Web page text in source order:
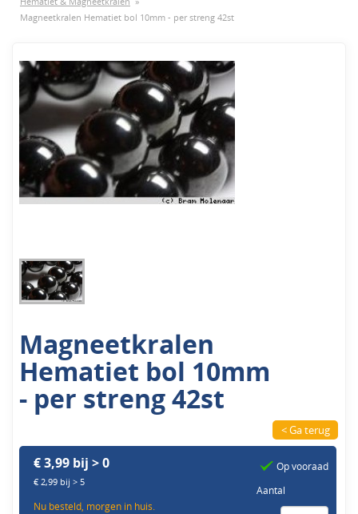
Magneetkralen Hematiet bol 10mm - per streng 42st
Magneetkralen
Hematiet bol 10mm
- per streng 42st
< Ga terug
€ 3,99 bij > 0
€ 2,99 bij > 5
Nu besteld, morgen in huis.
Op vooraad
Aantal